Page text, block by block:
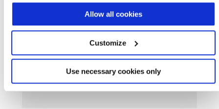
Allow all cookies
Customize
Use necessary cookies only
Todos aquellos que tengan un pozo
privado dentro de un área de llanura
de inundación de un río importante,
esos pozos ciertamente serán
vulnerables a la contaminación.